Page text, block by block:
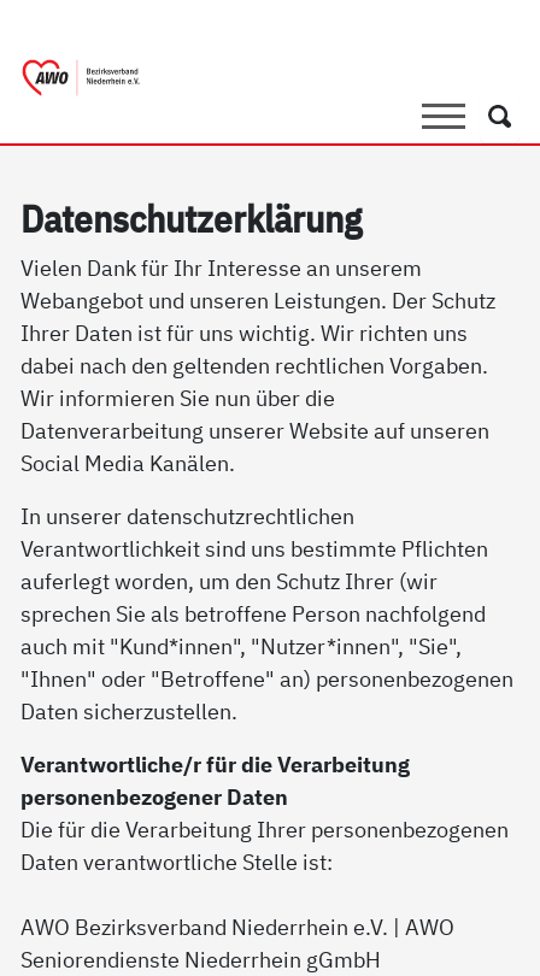
SucheSuche
Da­ten­schutz­er­klär­ung
Vielen Dank für Ihr Interesse an unserem
Webangebot und unseren Leistungen. Der Schutz
Ihrer Daten ist für uns wichtig. Wir richten uns
dabei nach den geltenden rechtlichen Vorgaben.
Wir informieren Sie nun über die
Datenverarbeitung unserer Website auf unseren
Social Media Kanälen.
In unserer datenschutzrechtlichen
Verantwortlichkeit sind uns bestimmte Pflichten
auferlegt worden, um den Schutz Ihrer (wir
sprechen Sie als betroffene Person nachfolgend
auch mit "Kund*innen", "Nutzer*innen", "Sie",
"Ihnen" oder "Betroffene" an) personenbezogenen
Daten sicherzustellen.
Verantwortliche/r für die Verarbeitung
personenbezogener Daten
Die für die Verarbeitung Ihrer personenbezogenen
Daten verantwortliche Stelle ist:
AWO Bezirksverband Niederrhein e.V. | AWO
Seniorendienste Niederrhein gGmbH